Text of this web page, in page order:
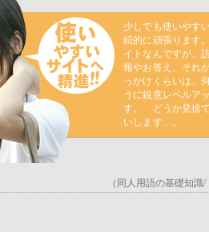
少しでも使いやす
続的に頑張ります
イトなんですが、
報やお答え、それ
っかけくらいは、
うに鋭意レベルア
す。 どうか見捨
いします…。
（同人用語の基礎知識